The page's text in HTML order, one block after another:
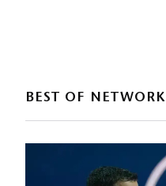
BEST OF NETWORK